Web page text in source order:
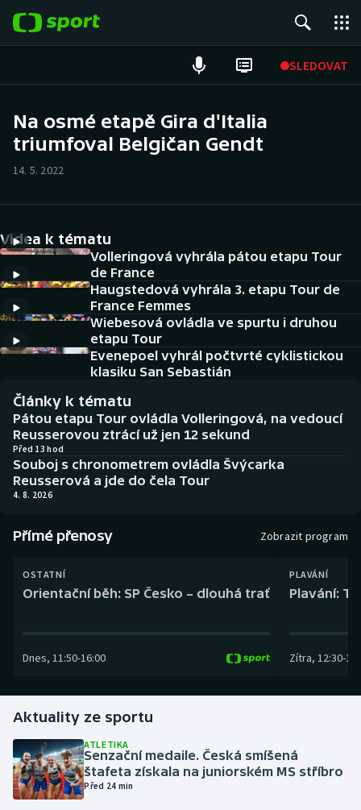
SLEDOVAT
Hokej
Cyklistika
DALŠÍ SPORTY
Americký fotbal
Baseball a softbal
Basketbal
Biatlon
Boby a skeleton
Box
Curling
Golf
Gymnastika
Házená
NEPŘEHLÉDNĚTE
Historické návraty
Aplikace ČT sport
AZ kvíz
Na osmé etapě Gira d'Italia
triumfoval Belgičan Gendt
14. 5. 2022
Videa k tématu
Volleringová vyhrála pátou etapu Tour
de France
Haugstedová vyhrála 3. etapu Tour de
France Femmes
Wiebesová ovládla ve spurtu i druhou
etapu Tour
Evenepoel vyhrál počtvrté cyklistickou
klasiku San Sebastián
Články k tématu
Pátou etapu Tour ovládla Volleringová, na vedoucí
Reusserovou ztrácí už jen 12 sekund
Před 13 hod
Souboj s chronometrem ovládla Švýcarka
Reusserová a jde do čela Tour
4. 8. 2026
Přímé přenosy Zobrazit program
OSTATNÍ
Orientační běh: SP Česko – dlouhá trať
Dnes, 11:50-16:00
PLAVÁNÍ
Plavání:
Zítra, 12:30-
Aktuality ze sportu
ATLETIKA
Senzační medaile. Česká smíšená
štafeta získala na juniorském MS stříbro
Před 24 min